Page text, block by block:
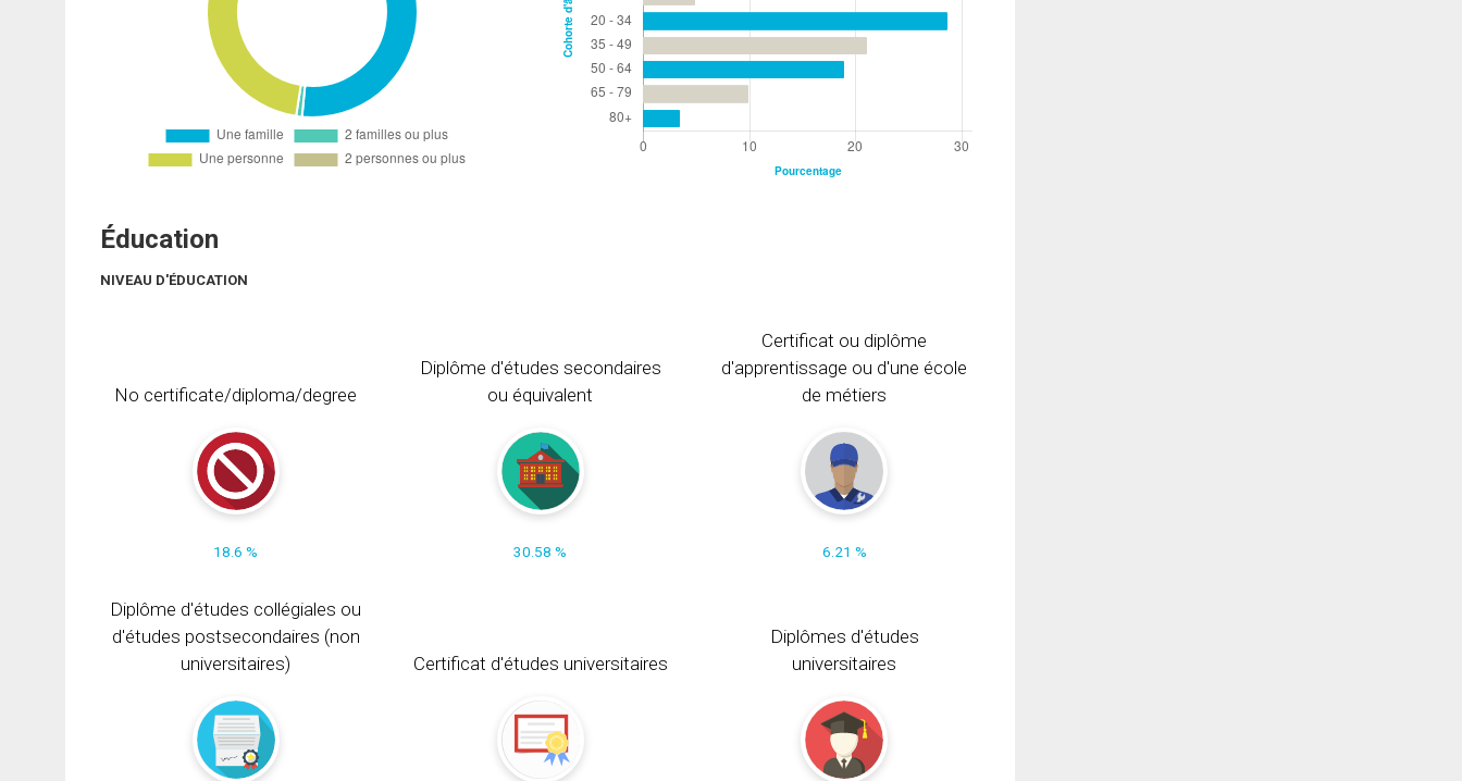
Éducation
NIVEAU D'ÉDUCATION
No certificate/diploma/degree
18.6 %
Diplôme d'études secondaires
ou équivalent
30.58 %
Certificat ou diplôme
d'apprentissage ou d'une école
de métiers
6.21 %
Diplôme d'études collégiales ou
d'études postsecondaires (non
universitaires)
Certificat d'études universitaires
Diplômes d'études
universitaires